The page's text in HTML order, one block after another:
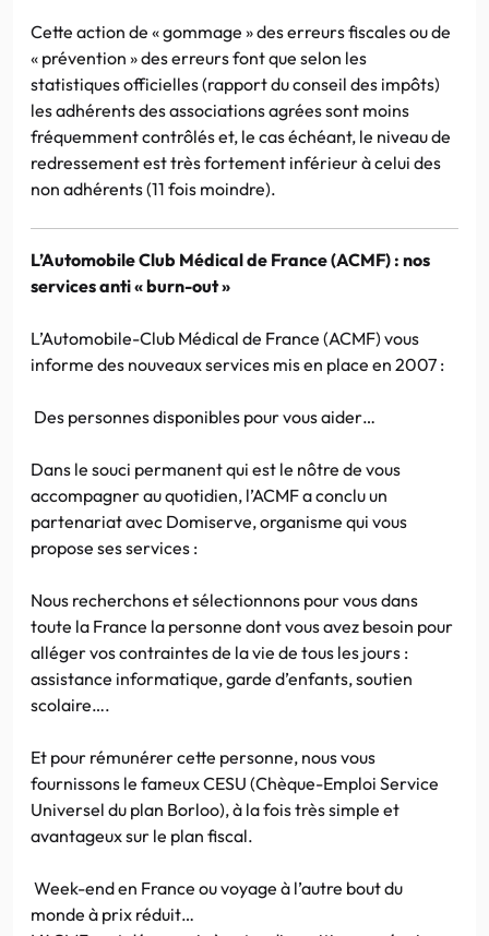
Cette action de « gommage » des erreurs fiscales ou de
« prévention » des erreurs font que selon les
statistiques officielles (rapport du conseil des impôts)
les adhérents des associations agrées sont moins
fréquemment contrôlés et, le cas échéant, le niveau de
redressement est très fortement inférieur à celui des
non adhérents (11 fois moindre).
L’Automobile Club Médical de France (ACMF) : nos
services anti « burn-out »
L’Automobile-Club Médical de France (ACMF) vous
informe des nouveaux services mis en place en 2007 :
Des personnes disponibles pour vous aider…
Dans le souci permanent qui est le nôtre de vous
accompagner au quotidien, l’ACMF a conclu un
partenariat avec Domiserve, organisme qui vous
propose ses services :
Nous recherchons et sélectionnons pour vous dans
toute la France la personne dont vous avez besoin pour
alléger vos contraintes de la vie de tous les jours :
assistance informatique, garde d’enfants, soutien
scolaire….
Et pour rémunérer cette personne, nous vous
fournissons le fameux CESU (Chèque-Emploi Service
Universel du plan Borloo), à la fois très simple et
avantageux sur le plan fiscal.
Week-end en France ou voyage à l’autre bout du
monde à prix réduit…